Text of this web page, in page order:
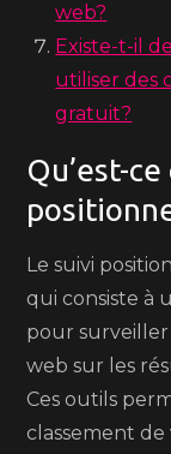
web?
Existe-t-il
utiliser des
gratuit?
Qu’est-
Le suivi
qui consiste à
pour surveiller
web sur les
Ces outils
classement